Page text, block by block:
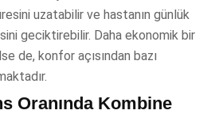
uzatabilir ve hastanın günlük
geciktirebilir. Daha ekonomik bir
de, konfor açısından bazı
Oranında Kombine